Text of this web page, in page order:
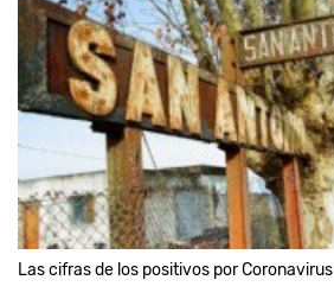
Las cifras de los positivos por